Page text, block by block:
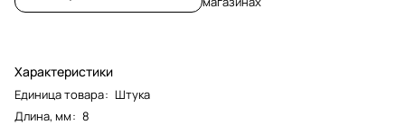
Характеристики
Единица товара: Штука
Длина, мм: 8